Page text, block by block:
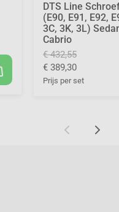
DTS Line
(E90, E91, E92,
3C, 3K, 3L)
Cabrio
€ 432,55
€ 389,30
Prijs per set